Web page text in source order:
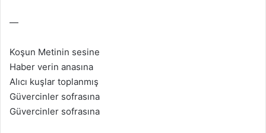
—
Koşun Metinin sesine
Haber verin anasına
Alıcı kuşlar toplanmış
Güvercinler sofrasına
Güvercinler sofrasına